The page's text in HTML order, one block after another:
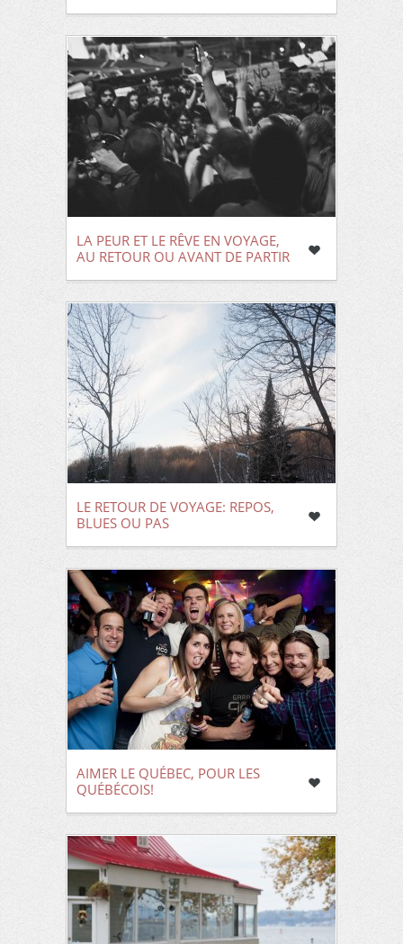
LA PEUR ET LE RÊVE EN VOYAGE,
AU RETOUR OU AVANT DE PARTIR
LE RETOUR DE VOYAGE: REPOS,
BLUES OU PAS
AIMER LE QUÉBEC, POUR LES
QUÉBÉCOIS!